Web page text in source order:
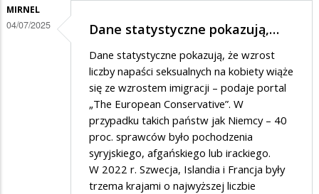
na
Szkoda
MIRNEL
04/07/2025 Dane statystyczne pokazują,…
Dane statystyczne pokazują, że wzrost
liczby napaści seksualnych na kobiety wiąże
się ze wzrostem imigracji – podaje portal
„The European Conservative”. W
przypadku takich państw jak Niemcy – 40
proc. sprawców było pochodzenia
syryjskiego, afgańskiego lub irackiego.
W 2022 r. Szwecja, Islandia i Francja były
trzema krajami o najwyższej liczbie